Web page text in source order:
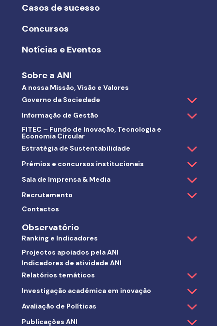
Casos de sucesso
Concursos
Notícias e Eventos
Sobre a ANI
A nossa Missão, Visão e Valores
Governo da Sociedade
Informação de Gestão
FITEC – Fundo de Inovação, Tecnologia e
Economia Circular
Estratégia de Sustentabilidade
Prémios e concursos institucionais
Sala de Imprensa & Media
Recrutamento
Contactos
Observatório
Ranking e Indicadores
Projectos apoiados pela ANI
Indicadores de atividade ANI
Relatórios temáticos
Investigação académica em inovação
Avaliação de Políticas
Publicações ANI